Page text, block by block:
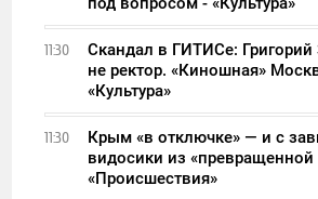
11:30
Скандал в ГИТИСе:
не ректор. «Киношная»
«Культура»
11:30
Крым «в отключке» — и с
видосики из
«Происшествия»